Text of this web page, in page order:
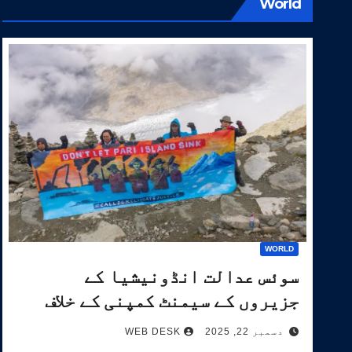
World
WORLD
سوئس عدالت انڈونیشیا کے
جزیروں کے سیمنٹ کمپنی کے خلاف
آب و ہوا کیس کی سماعت کرے گی۔
دسمبر 22, 2025 WEB DESK